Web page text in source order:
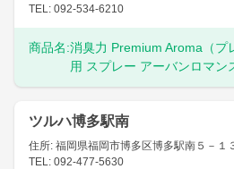
TEL: 092-534-6210
商品名:消臭力 Premium Aroma（プ
用 スプレー アーバンロマン
ツルハ博多駅南
住所: 福岡県福岡市博多区博多駅南５－１
TEL: 092-477-5630